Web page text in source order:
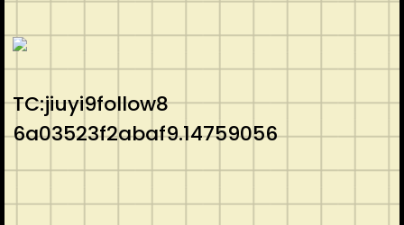
TC:jiuyi9follow8
6a03523f2abaf9.14759056